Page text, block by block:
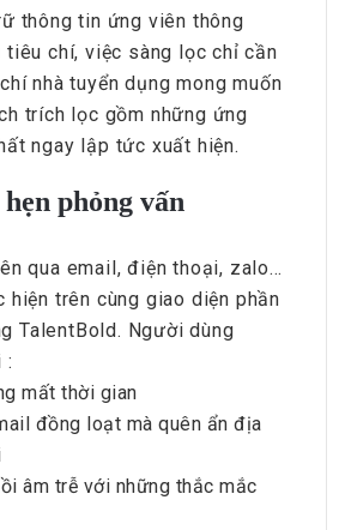
thông tin ứng viên thông
tiêu chí, việc sàng lọc chỉ cần
nhà tuyển dụng mong muốn
trích lọc gồm những ứng
ngay lập tức xuất hiện.
phỏng vấn
qua email, điện thoại, zalo…
hiện trên cùng giao diện phần
TalentBold. Người dùng
:
mất thời gian
đồng loạt mà quên ẩn địa
âm trễ với những thắc mắc